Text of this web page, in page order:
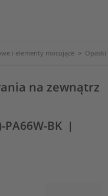
i elementy mocujące >
na zewnątrz
PA66W-BK |